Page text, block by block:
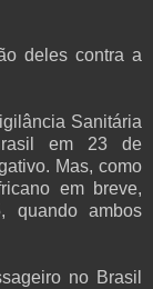
deles contra a
Sanitária
em 23 de
Mas, como
em breve,
quando ambos
no Brasil